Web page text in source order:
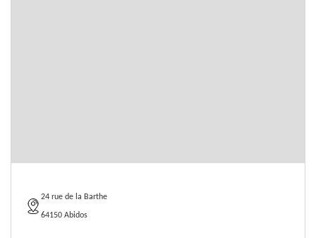
24 rue de la Barthe
64150 Abidos